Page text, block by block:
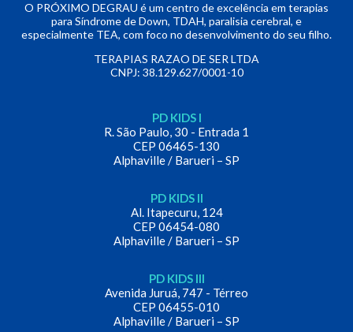
O PRÓXIMO DEGRAU é um centro de excelência em terapias
para Síndrome de Down, TDAH, paralisia cerebral, e
especialmente TEA, com foco no desenvolvimento do seu filho.
TERAPIAS RAZAO DE SER LTDA
CNPJ: 38.129.627/0001-10
PD KIDS I
R. São Paulo, 30 - Entrada 1
CEP 06465-130
Alphaville / Barueri – SP
PD KIDS II
Al. Itapecuru, 124
CEP 06454-080
Alphaville / Barueri – SP
PD KIDS III
Avenida Juruá, 747 - Térreo
CEP 06455-010
Alphaville / Barueri – SP